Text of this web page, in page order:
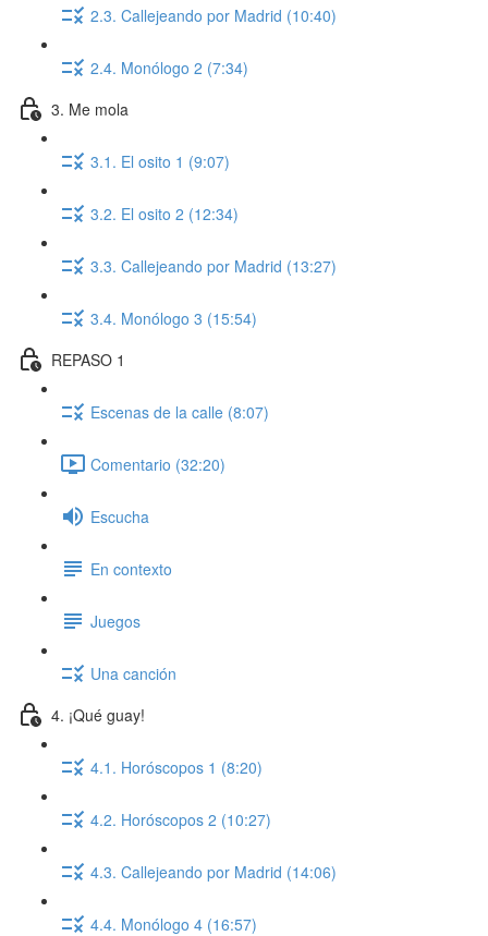
2.3. Callejeando por Madrid (10:40)
2.4. Monólogo 2 (7:34)
3. Me mola
3.1. El osito 1 (9:07)
3.2. El osito 2 (12:34)
3.3. Callejeando por Madrid (13:27)
3.4. Monólogo 3 (15:54)
REPASO 1
Escenas de la calle (8:07)
Comentario (32:20)
Escucha
En contexto
Juegos
Una canción
4. ¡Qué guay!
4.1. Horóscopos 1 (8:20)
4.2. Horóscopos 2 (10:27)
4.3. Callejeando por Madrid (14:06)
4.4. Monólogo 4 (16:57)